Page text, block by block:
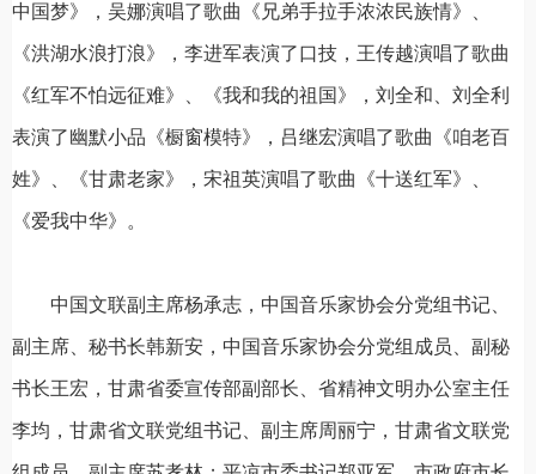
中国梦》，吴娜演唱了歌曲《兄弟手拉手浓浓民族情》、
《洪湖水浪打浪》，李进军表演了口技，王传越演唱了歌曲
《红军不怕远征难》、《我和我的祖国》，刘全和、刘全利
表演了幽默小品《橱窗模特》，吕继宏演唱了歌曲《咱老百
姓》、《甘肃老家》，宋祖英演唱了歌曲《十送红军》、
《爱我中华》。
中国文联副主席杨承志，中国音乐家协会分党组书记、
副主席、秘书长韩新安，中国音乐家协会分党组成员、副秘
书长王宏，甘肃省委宣传部副部长、省精神文明办公室主任
李均，甘肃省文联党组书记、副主席周丽宁，甘肃省文联党